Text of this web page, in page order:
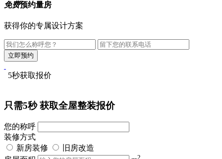
免费预约量房
获得你的专属设计方案
5秒获取报价
只需5秒获取全屋整装报价
您的称呼
装修方式
新房装修
旧房改造
2